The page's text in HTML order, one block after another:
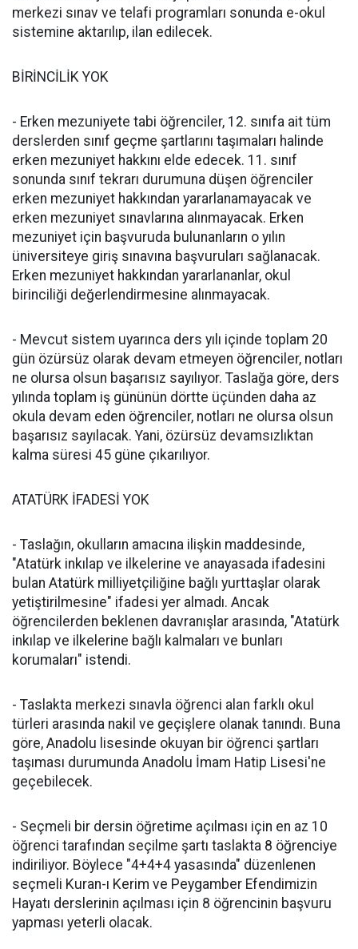
merkezi sınav ve telafi programları sonunda e-okul
sistemine aktarılıp, ilan edilecek.
BİRİNCİLİK YOK
- Erken mezuniyete tabi öğrenciler, 12. sınıfa ait tüm
derslerden sınıf geçme şartlarını taşımaları halinde
erken mezuniyet hakkını elde edecek. 11. sınıf
sonunda sınıf tekrarı durumuna düşen öğrenciler
erken mezuniyet hakkından yararlanamayacak ve
erken mezuniyet sınavlarına alınmayacak. Erken
mezuniyet için başvuruda bulunanların o yılın
üniversiteye giriş sınavına başvuruları sağlanacak.
Erken mezuniyet hakkından yararlananlar, okul
birinciliği değerlendirmesine alınmayacak.
- Mevcut sistem uyarınca ders yılı içinde toplam 20
gün özürsüz olarak devam etmeyen öğrenciler, notları
ne olursa olsun başarısız sayılıyor. Taslağa göre, ders
yılında toplam iş gününün dörtte üçünden daha az
okula devam eden öğrenciler, notları ne olursa olsun
başarısız sayılacak. Yani, özürsüz devamsızlıktan
kalma süresi 45 güne çıkarılıyor.
ATATÜRK İFADESİ YOK
- Taslağın, okulların amacına ilişkin maddesinde,
"Atatürk inkılap ve ilkelerine ve anayasada ifadesini
bulan Atatürk milliyetçiliğine bağlı yurttaşlar olarak
yetiştirilmesine" ifadesi yer almadı. Ancak
öğrencilerden beklenen davranışlar arasında, "Atatürk
inkılap ve ilkelerine bağlı kalmaları ve bunları
korumaları" istendi.
- Taslakta merkezi sınavla öğrenci alan farklı okul
türleri arasında nakil ve geçişlere olanak tanındı. Buna
göre, Anadolu lisesinde okuyan bir öğrenci şartları
taşıması durumunda Anadolu İmam Hatip Lisesi'ne
geçebilecek.
- Seçmeli bir dersin öğretime açılması için en az 10
öğrenci tarafından seçilme şartı taslakta 8 öğrenciye
indiriliyor. Böylece "4+4+4 yasasında" düzenlenen
seçmeli Kuran-ı Kerim ve Peygamber Efendimizin
Hayatı derslerinin açılması için 8 öğrencinin başvuru
yapması yeterli olacak.